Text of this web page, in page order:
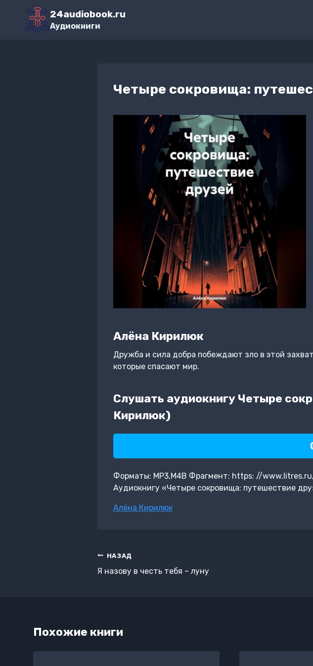
Перейти
содержимому
24audiobook.ru
Аудиокниги
Четыре сокровища:
Алёна Кирилюк
Дружба и сила добра побеждают зло в этой
которые спасают мир.
Слушать аудиокнигу Четыре
Кирилюк)
Форматы: MP3,M4B Фрагмент: https: //
Аудиокнигу «Четыре сокровища: путешествие
Метки
Алёна Кирилюк
Навигация
по
НАЗАД
Я назову в честь тебя – луну
Похожие книги